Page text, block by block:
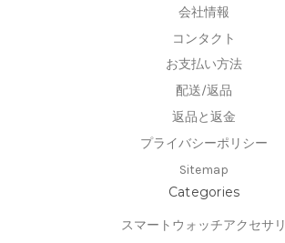
会社情報
コンタクト
お支払い方法
配送/返品
返品と返金
プライバシーポリシー
Sitemap
Categories
スマートウォッチアクセサリ